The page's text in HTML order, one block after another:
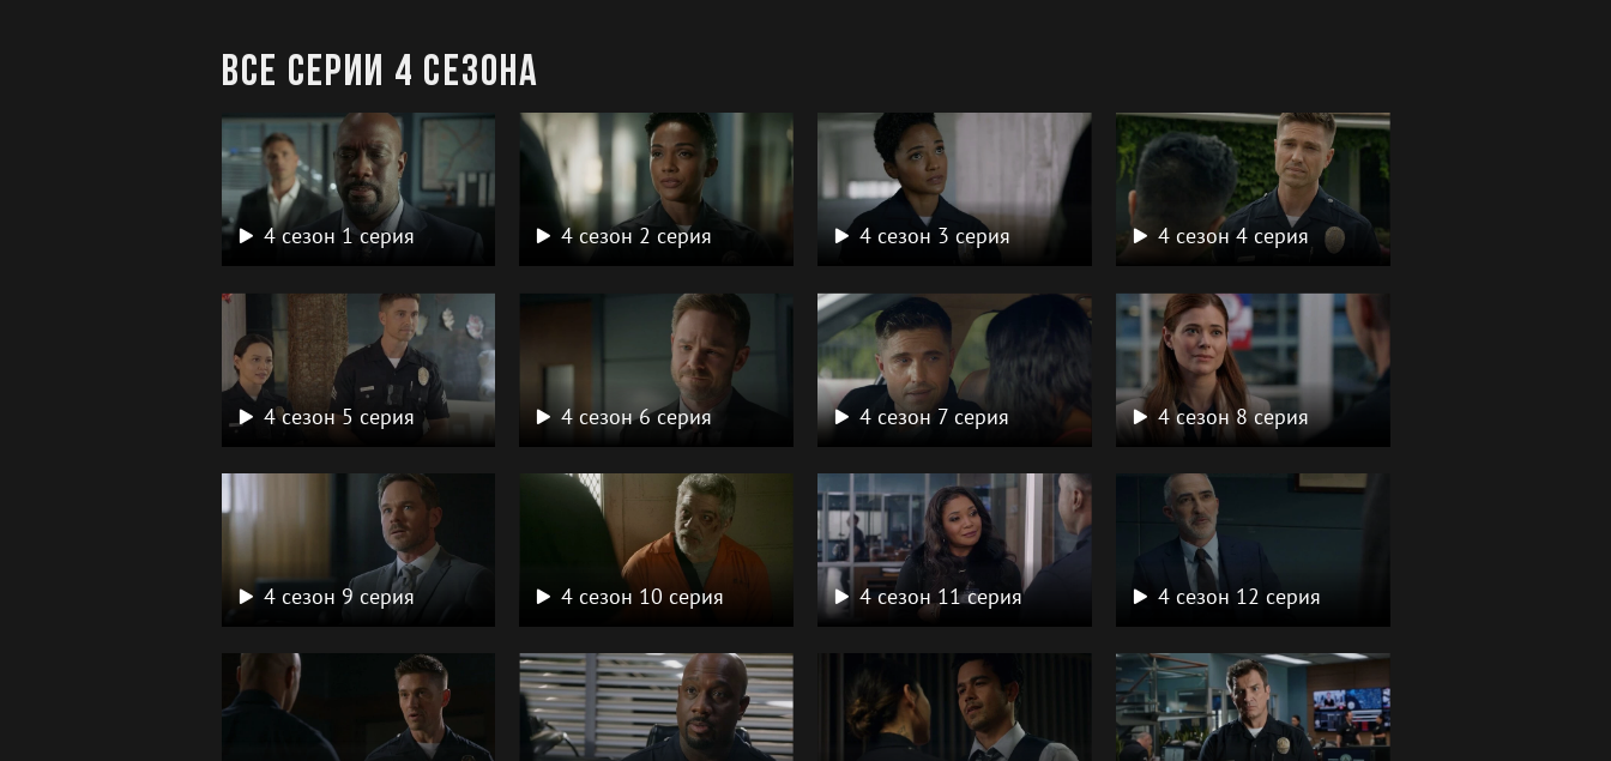
Все серии 4 сезона
4 сезон 1 серия 4 сезон 2 серия 4 сезон 3 серия 4 сезон 4 серия
4 сезон 5 серия 4 сезон 6 серия 4 сезон 7 серия 4 сезон 8 серия
4 сезон 9 серия 4 сезон 10 серия 4 сезон 11 серия 4 сезон 12 серия